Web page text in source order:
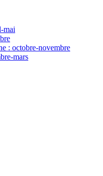
mai
: octobre-novembre
mars